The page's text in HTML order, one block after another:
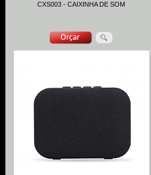
CXS003 - CAIXINHA DE SOM